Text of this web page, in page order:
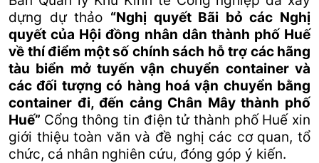
dựng dự thảo “Nghị quyết Bãi bỏ các Nghị
quyết của Hội đồng nhân dân thành phố Huế
về thí điểm một số chính sách hỗ trợ các hãng
tàu biển mở tuyến vận chuyển container và
các đối tượng có hàng hoá vận chuyển bằng
container đi, đến cảng Chân Mây thành phố
Huế” Cổng thông tin điện tử thành phố Huế xin
giới thiệu toàn văn và đề nghị các cơ quan, tổ
chức, cá nhân nghiên cứu, đóng góp ý kiến.